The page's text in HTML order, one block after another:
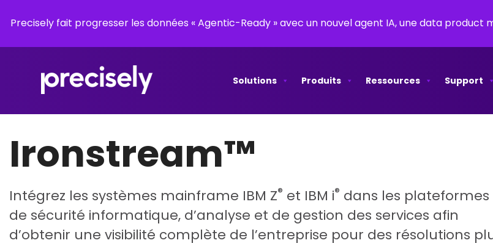
Precisely fait progresser les données « Agentic-Ready » avec un nouvel agent IA, une data product
Solutions Produits Ressources Support
Ironstream™
Intégrez les systèmes mainframe IBM Z® et IBM i® dans les plateformes
de sécurité informatique, d’analyse et de gestion des services afin
d’obtenir une visibilité complète de l’entreprise pour des résolutions